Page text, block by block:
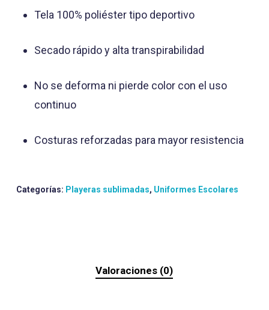
Tela 100% poliéster tipo deportivo
Secado rápido y alta transpirabilidad
No se deforma ni pierde color con el uso
continuo
Costuras reforzadas para mayor resistencia
Categorías: Playeras sublimadas, Uniformes Escolares
Valoraciones (0)